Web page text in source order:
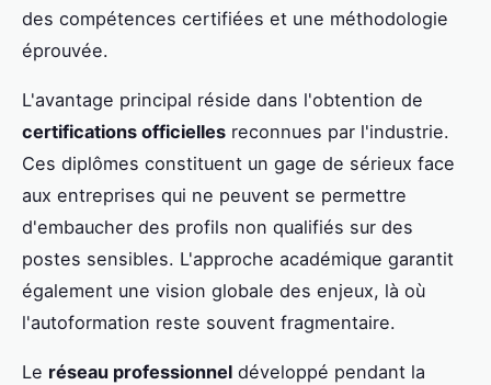
des compétences certifiées et une méthodologie
éprouvée.
L'avantage principal réside dans l'obtention de
certifications officielles reconnues par l'industrie.
Ces diplômes constituent un gage de sérieux face
aux entreprises qui ne peuvent se permettre
d'embaucher des profils non qualifiés sur des
postes sensibles. L'approche académique garantit
également une vision globale des enjeux, là où
l'autoformation reste souvent fragmentaire.
Le réseau professionnel développé pendant la